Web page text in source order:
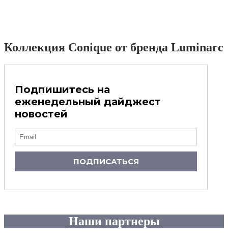
Коллекция Conique от бренда Luminarc
Подпишитесь на
еженедельный дайджест
новостей
ПОДПИСАТЬСЯ
Наши партнеры